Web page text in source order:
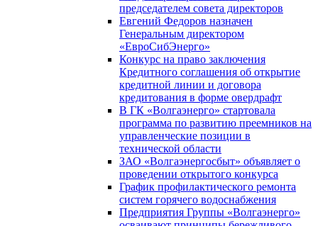
председателем совета директоров
Евгений Федоров назначен
Генеральным директором
«ЕвроСибЭнерго»
Конкурс на право заключения
Кредитного соглашения об открытие
кредитной линии и договора
кредитования в форме овердрафт
В ГК «Волгаэнерго» стартовала
программа по развитию преемников на
управленческие позиции в
технической области
ЗАО «Волгаэнергосбыт» объявляет о
проведении открытого конкурса
График профилактического ремонта
систем горячего водоснабжения
Предприятия Группы «Волгаэнерго»